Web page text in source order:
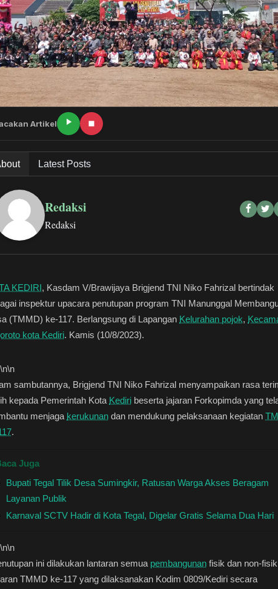
Artikel
Latest Posts
Redaksi
Redaksi
KEDIRI, Kasdam V/Brawijaya Brigjend TNI Niko Fahrizal bertindak
inspektur upacara penutupan program TNI Manunggal
(TMMD) ke-117. Berlangsung di Lapangan Kelurahan pojok,
kota Kediri. Kamis (10/8/2023).
\n
sambutannya, Brigjend TNI Niko Fahrizal menyampaikan rasa
kepada Pemerintah Kota Kediri beserta jajaran Forkopimda yang
menjaga kerukunan dan mendukung pelaksanaan kegiatan
.
Juga
Bupati Tegal Tilik Desa Sumingkir, Ratusan Warga Akses Beragam
Layanan Publik
Karnaval SCTV Hadir di Kota Tegal, Digelar Gratis Selama Dua Hari
\n
ini dilakukan lantaran semua pembangunan fisik dan non-fisik
TMMD ke-117 yang dilaksanakan Kodim 0809/Kediri secara